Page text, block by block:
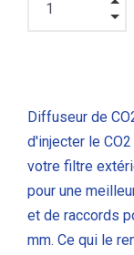
Diffuseur de
d'injecter le
votre filtre
pour une
et de raccords
mm. Ce qui le